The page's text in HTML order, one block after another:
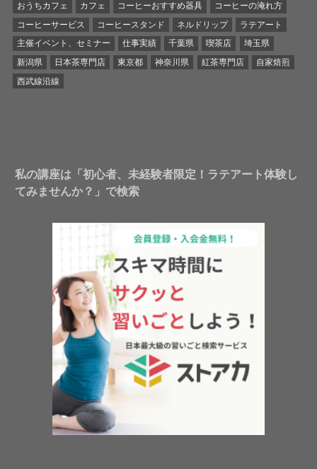
おうちカフェ カフェ コーヒーおすすめ器具
コーヒーの淹れ方
コーヒーサービス
コーヒースタンド ネルドリップ
ラテアート
主催イベント、セミナー
仕事実績 千葉県 喫茶店
埼玉県
新潟県
日本茶専門店 東京都 神奈川県 紅茶専門店
自家焙煎
西武線沿線
私の講座は「初心者、未経験者限定！ラテアート体験し
てみませんか？」で検索